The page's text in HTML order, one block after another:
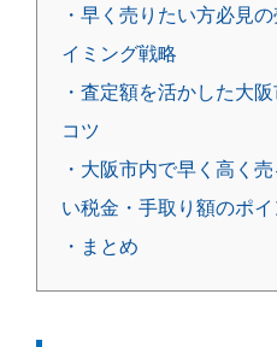
・早く売りたい方必見
イミング戦略
・査定額を活かした大
コツ
・大阪市内で早く高く
い税金・手取り額のポイ
・まとめ